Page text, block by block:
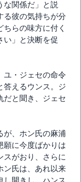
な関係だ」と説
る彼の気持ちが分
らの味方に付く
い」と決断を促
ユ・ジェセの命令
答えるウンス。ジ
だと聞き、ジェセ
が、ホン氏の麻浦
願に今度ばかりは
スがおり、さらに
ン氏は、あれ以来
し開きし、ハンス